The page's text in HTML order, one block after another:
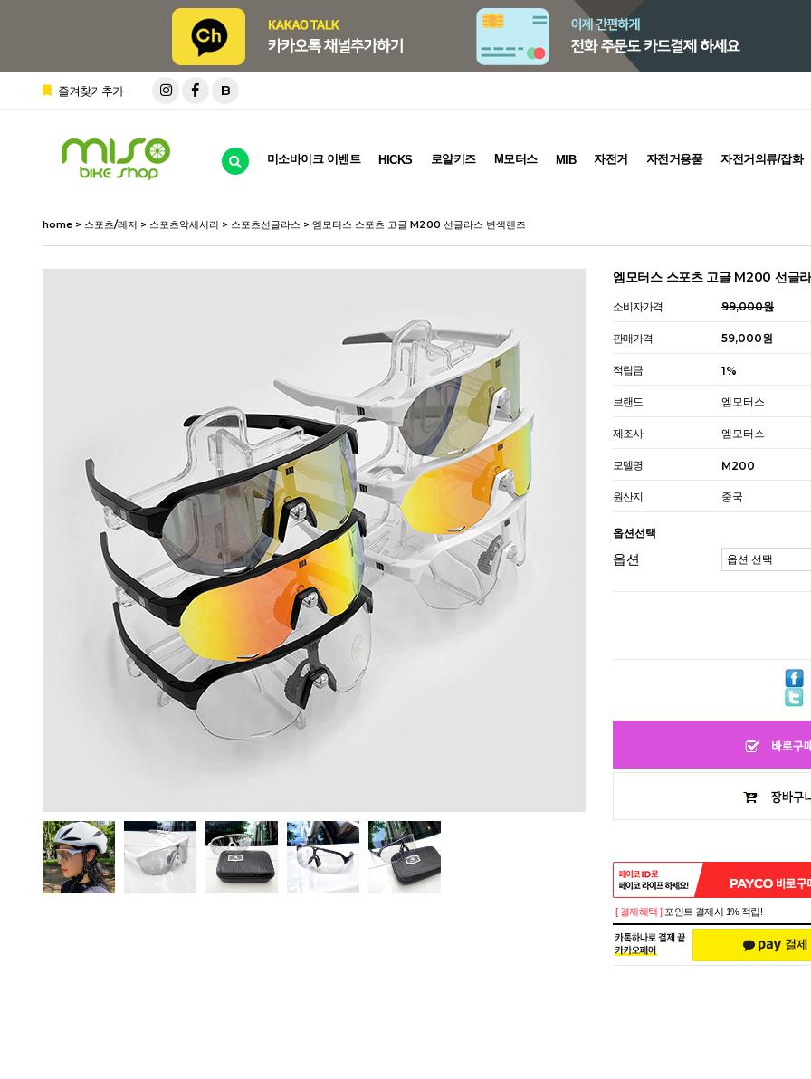
즐겨찾기추가 B
미소바이크 이벤트 HICKS 로얄키즈 M모터스 MIB 자전거 자전거용품 자전거의류/잡화
home > 스포츠/레저 > 스포츠악세서리 > 스포츠선글라스 > 엠모터스 스포츠 고글 M200 선글라스 변색렌즈
엠모터스 스포츠 고글 M200 선글
소비자가격 99,000원
판매가격 59,000원
적립금 1%
브랜드 엠모터스
제조사 엠모터스
모델명 M200
원산지 중국
옵션선택
옵션
[ 결제혜택 ] 포인트 결제시 1% 적립!